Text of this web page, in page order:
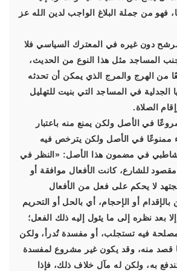
فهو من جملة البلاغ الواجب لدين الله عز
مرشح دون غيره في المعترك السياسي فلا
المساجد مثل هذا النوع من الحديث،
من الهرج والمرج الذي يمكن أن تحدثه
الجدلية في المساجد التي بنيت للتهليل
الصلاة.
في الأصل ولكن يمنع منه باعتبار
ممنوعًا في الأصل ولكن يترخص فيه
في مضمون هذا الأصل: «النظر في
مقصود للشارع، كانت الأفعال موافقة أو
لا يحكم على فعل من الأفعال
أو الإحجام، أي بالحل أو التحريم
بعد نظره إلى ما يئول إليه ذلك الفعل؛
فيه تستجلب، أو مفسدة تُدرأ، ولكن
قصد منه، وقد يكون غير مشروع لمفسدة
به، ولكن له مآل خلاف ذلك، فإذا